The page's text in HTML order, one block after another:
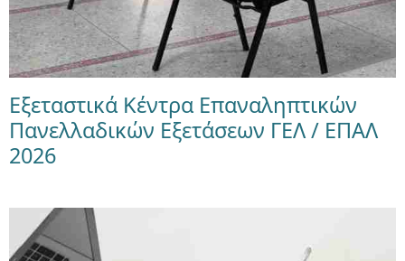
Εξεταστικά Κέντρα Επαναληπτικών
Πανελλαδικών Εξετάσεων ΓΕΛ / ΕΠΑΛ
2026